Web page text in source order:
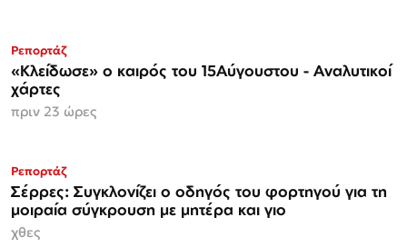
Ρεπορτάζ
«Κλείδωσε» ο καιρός του 15Αύγουστου - Αναλυτικοί
χάρτες
πριν 23 ώρες
Ρεπορτάζ
Σέρρες: Συγκλονίζει ο οδηγός του φορτηγού για τη
μοιραία σύγκρουση με μητέρα και γιο
χθες